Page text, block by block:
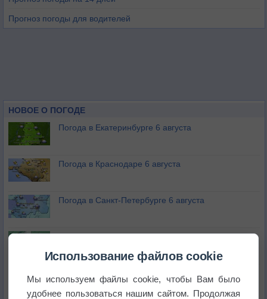
Прогноз погоды для водителей
НОВОЕ О ПОГОДЕ
Погода в Екатеринбурге 6 августа
Погода в Краснодаре 6 августа
Погода в Санкт-Петербурге 6 августа
Погода в Москве 6 августа
историю
Использование файлов cookie
Мы используем файлы cookie, чтобы Вам было
удобнее пользоваться нашим сайтом. Продолжая